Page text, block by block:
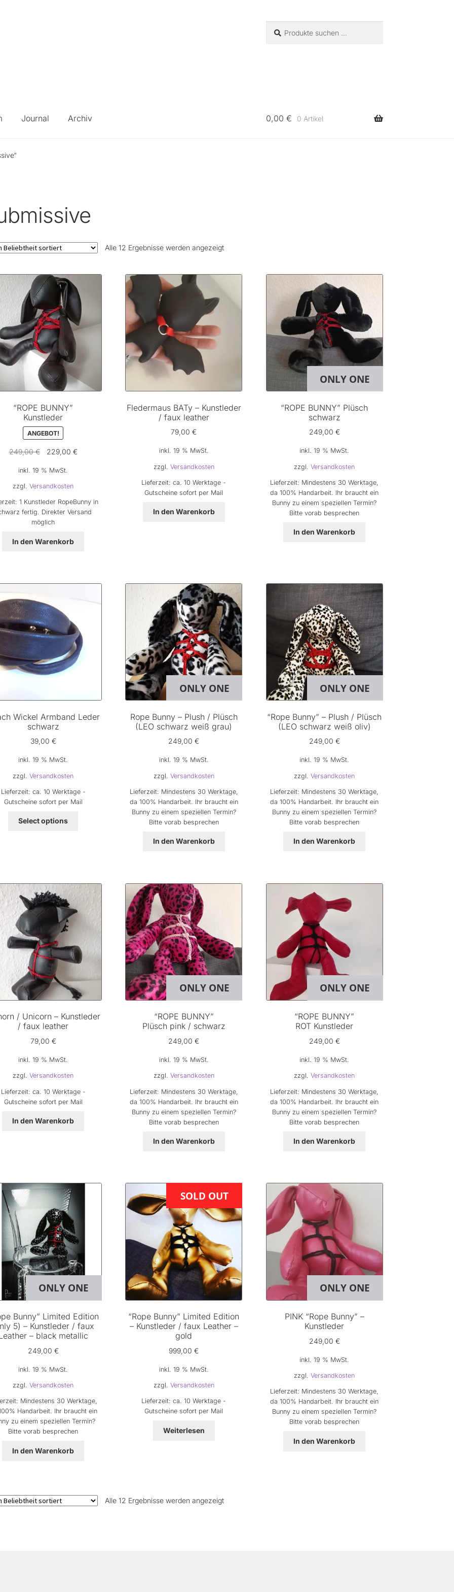
nach:
Journal Archiv 0,00 € 0 Artikel
Alle 12 Ergebnisse werden angezeigtNach
“ROPE BUNNY”
Kunstleder
ANGEBOT!
249,00€
Ursprünglicher
war:
249,00 €
229,00 €Aktueller
inkl. 19 % MwSt.
zzgl.Versandkosten
1 Kunstleder RopeBunny in
fertig. Direkter Versand
möglich
In den Warenkorb
Fledermaus BATy – Kunstleder
/ faux leather
79,00€
inkl. 19 % MwSt.
zzgl. Versandkosten
Lieferzeit:ca. 10 Werktage -
Gutscheine sofort per Mail
In den Warenkorb
ONLY ONE
“ROPE BUNNY” Plüsch
schwarz
249,00 €
inkl. 19 % MwSt.
zzgl.Versandkosten
Lieferzeit: Mindestens 30 Werktage,
da 100% Handarbeit. Ihr braucht ein
Bunny zu einem speziellen Termin?
Bitte vorab besprechen
In den Warenkorb
Wickel Armband Leder
schwarz
39,00 €
inkl. 19 % MwSt.
zzgl.Versandkosten
Lieferzeit: ca. 10 Werktage -
Gutscheine sofort per Mail
Select options
ONLY ONE
Rope Bunny – Plush / Plüsch
(LEO schwarz weiß grau)
249,00€
inkl. 19 % MwSt.
zzgl. Versandkosten
Lieferzeit: Mindestens 30 Werktage,
da 100% Handarbeit. Ihr braucht ein
Bunny zu einem speziellen Termin?
Bitte vorab besprechen
In den Warenkorb
ONLY ONE
“Rope Bunny” – Plush / Plüsch
(LEO schwarz weiß oliv)
249,00 €
inkl. 19 % MwSt.
zzgl.Versandkosten
Lieferzeit: Mindestens 30 Werktage,
da 100% Handarbeit. Ihr braucht ein
Bunny zu einem speziellen Termin?
Bitte vorab besprechen
In den Warenkorb
/ Unicorn – Kunstleder
/ faux leather
79,00 €
inkl. 19 % MwSt.
zzgl.Versandkosten
Lieferzeit: ca. 10 Werktage -
Gutscheine sofort per Mail
In den Warenkorb
ONLY ONE
“ROPE BUNNY”
Plüsch pink / schwarz
249,00€
inkl. 19 % MwSt.
zzgl. Versandkosten
Lieferzeit: Mindestens 30 Werktage,
da 100% Handarbeit. Ihr braucht ein
Bunny zu einem speziellen Termin?
Bitte vorab besprechen
In den Warenkorb
ONLY ONE
“ROPE BUNNY”
ROT Kunstleder
249,00 €
inkl. 19 % MwSt.
zzgl.Versandkosten
Lieferzeit: Mindestens 30 Werktage,
da 100% Handarbeit. Ihr braucht ein
Bunny zu einem speziellen Termin?
Bitte vorab besprechen
In den Warenkorb
ONLY ONE
Bunny” Limited Edition
5) – Kunstleder / faux
– black metallic
249,00 €
inkl. 19 % MwSt.
zzgl.Versandkosten
Mindestens 30 Werktage,
Handarbeit. Ihr braucht ein
zu einem speziellen Termin?
Bitte vorab besprechen
In den Warenkorb
SOLD OUT
“Rope Bunny” Limited Edition
– Kunstleder / faux Leather –
gold
999,00€
inkl. 19 % MwSt.
zzgl. Versandkosten
Lieferzeit:ca. 10 Werktage -
Gutscheine sofort per Mail
Weiterlesen
ONLY ONE
PINK “Rope Bunny” –
Kunstleder
249,00 €
inkl. 19 % MwSt.
zzgl.Versandkosten
Lieferzeit: Mindestens 30 Werktage,
da 100% Handarbeit. Ihr braucht ein
Bunny zu einem speziellen Termin?
Bitte vorab besprechen
In den Warenkorb
Alle 12 Ergebnisse werden angezeigtNach